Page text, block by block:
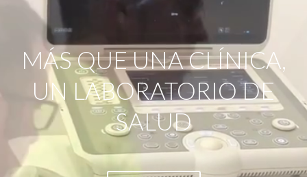
MÁS QUE UNA CLÍNICA,
UN LABORATORIO DE
SALUD